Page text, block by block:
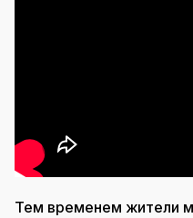
Тем временем жители